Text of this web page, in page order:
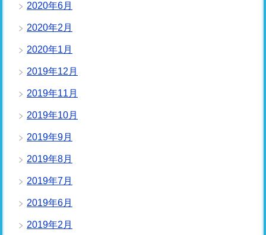
2020年6月
2020年2月
2020年1月
2019年12月
2019年11月
2019年10月
2019年9月
2019年8月
2019年7月
2019年6月
2019年2月